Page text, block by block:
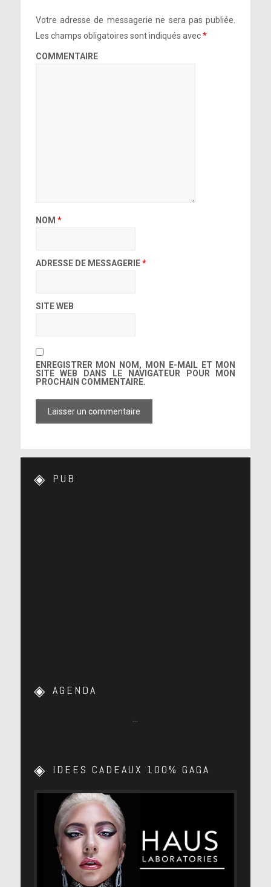
Votre adresse de messagerie ne sera pas publiée.
Les champs obligatoires sont indiqués avec*
COMMENTAIRE
NOM *
ADRESSE DE MESSAGERIE*
SITE WEB
ENREGISTRER MON NOM, MON E-MAIL ET MON
SITE WEB DANS LE NAVIGATEUR POUR MON
PROCHAIN COMMENTAIRE.
PUB
AGENDA
IDEES CADEAUX 100% GAGA